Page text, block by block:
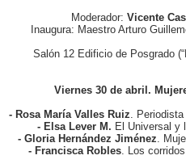
Moderador: Vicente
Inaugura: Maestro Arturo
Salón 12 Edificio de Posgrado
Viernes 30 de abril.
- Rosa María Valles Ruiz .
- Elsa Lever M. El Universal y
- Gloria Hernández Jiménez .
- Francisca Robles . Los